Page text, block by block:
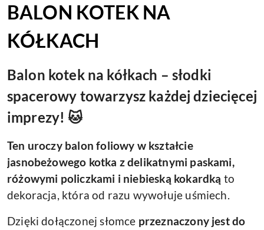
BALON KOTEK NA
KÓŁKACH
Balon kotek na kółkach – słodki
spacerowy towarzysz każdej dziecięcej
imprezy! 🐱
Ten uroczy balon foliowy w kształcie
jasnobeżowego kotka z delikatnymi paskami,
różowymi policzkami i niebieską kokardką to
dekoracja, która od razu wywołuje uśmiech.
Dzięki dołączonej słomce przeznaczony jest do